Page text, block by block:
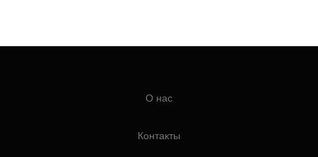
О нас
Контакты